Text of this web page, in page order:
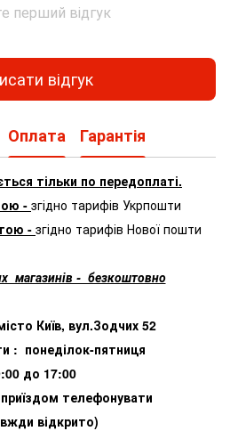
перший відгук
відгук
Оплата Гарантія
тільки по передоплаті.
-згідно тарифів Укрпошти
-згідно тарифів Нової пошти
магазинів - безкоштовно
Київ, вул.Зодчих 52
: понеділок-пятниця
до 17:00
телефонувати
відкрито)